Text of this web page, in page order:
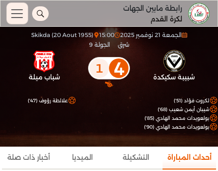
رابطة مابين الجهات
لكرة القدم
الجمعة 21 نوفمبر 2025 15:00
Skikda (20 Aout 1955)
شرق
الجولة 9
شبيبة سكيكدة 4
1 شباب ميلة
لكروت فؤاد (51')
شيبان أيمن شعيب (68')
بولعويدات محمد الهادي (85')
بولعويدات محمد الهادي (90')
علالطة رؤوف (47')
أحداث المباراة التشكيلة الميديا أخبار ذات صلة